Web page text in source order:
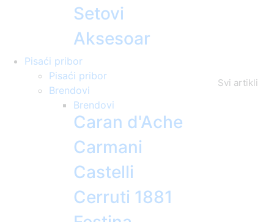
Setovi
Aksesoar
Pisaći pribor
Svi artikli
Pisaći pribor
Brendovi
Brendovi
Caran d'Ache
Carmani
Castelli
Cerruti 1881